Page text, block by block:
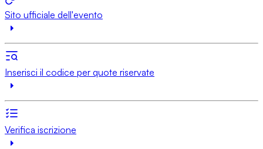
Sito ufficiale dell'evento
Inserisci il codice per quote riservate
Verifica iscrizione